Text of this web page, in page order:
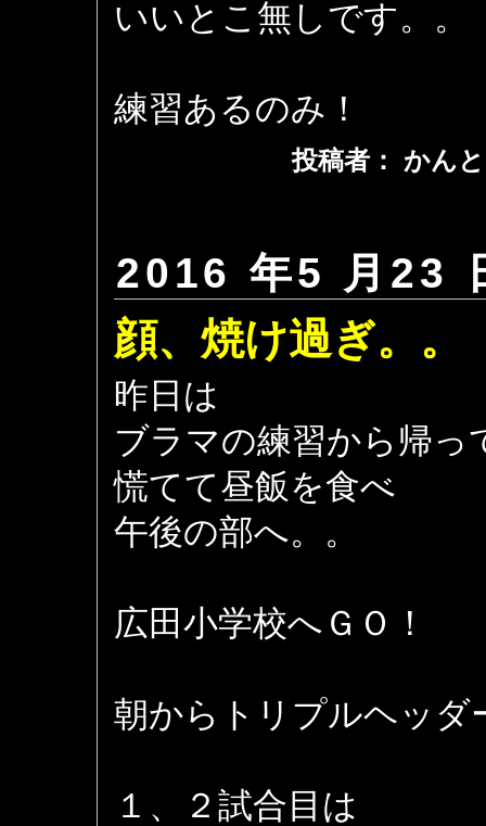
いいとこ無しです。。
練習あるのみ！
投稿者： かん
2016 年5 月23
顔、焼け過ぎ。。
昨日は
ブラマの練習から帰っ
慌てて昼飯を食べ
午後の部へ。。
広田小学校へＧＯ！
朝からトリプルヘッダ
１、２試合目は